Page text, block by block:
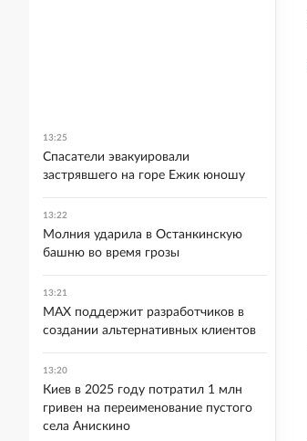
13:25
Спасатели эвакуировали
застрявшего на горе Ежик юношу
13:22
Молния ударила в Останкинскую
башню во время грозы
13:21
MAX поддержит разработчиков в
создании альтернативных клиентов
13:20
Киев в 2025 году потратил 1 млн
гривен на переименование пустого
села Анискино